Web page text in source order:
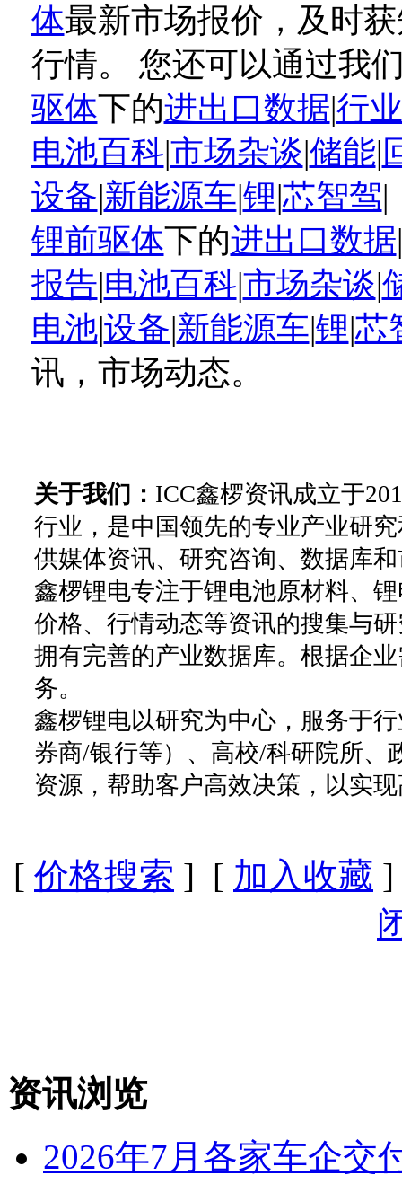
体最新市场报价，及时
行情。 您还可以通过我
驱体下的进出口数据|行
电池百科|市场杂谈|储能|
设备|新能源车|锂|芯智驾|
锂前驱体下的进出口数据|
报告|电池百科|市场杂谈|
电池|设备|新能源车|锂|芯
讯，市场动态。
关于我们： ICC鑫椤资讯成立于
行业，是中国领先的专业产业研
供媒体资讯、研究咨询、数据库
鑫椤锂电专注于锂电池原材料、
价格、行情动态等资讯的搜集与
拥有完善的产业数据库。根据企
务。
鑫椤锂电以研究为中心，服务于
券商/银行等）、高校/科研院所、
资源，帮助客户高效决策，以实
[ 价格搜索 ] [ 加入收藏
资讯浏览
2026年7月各家车企交